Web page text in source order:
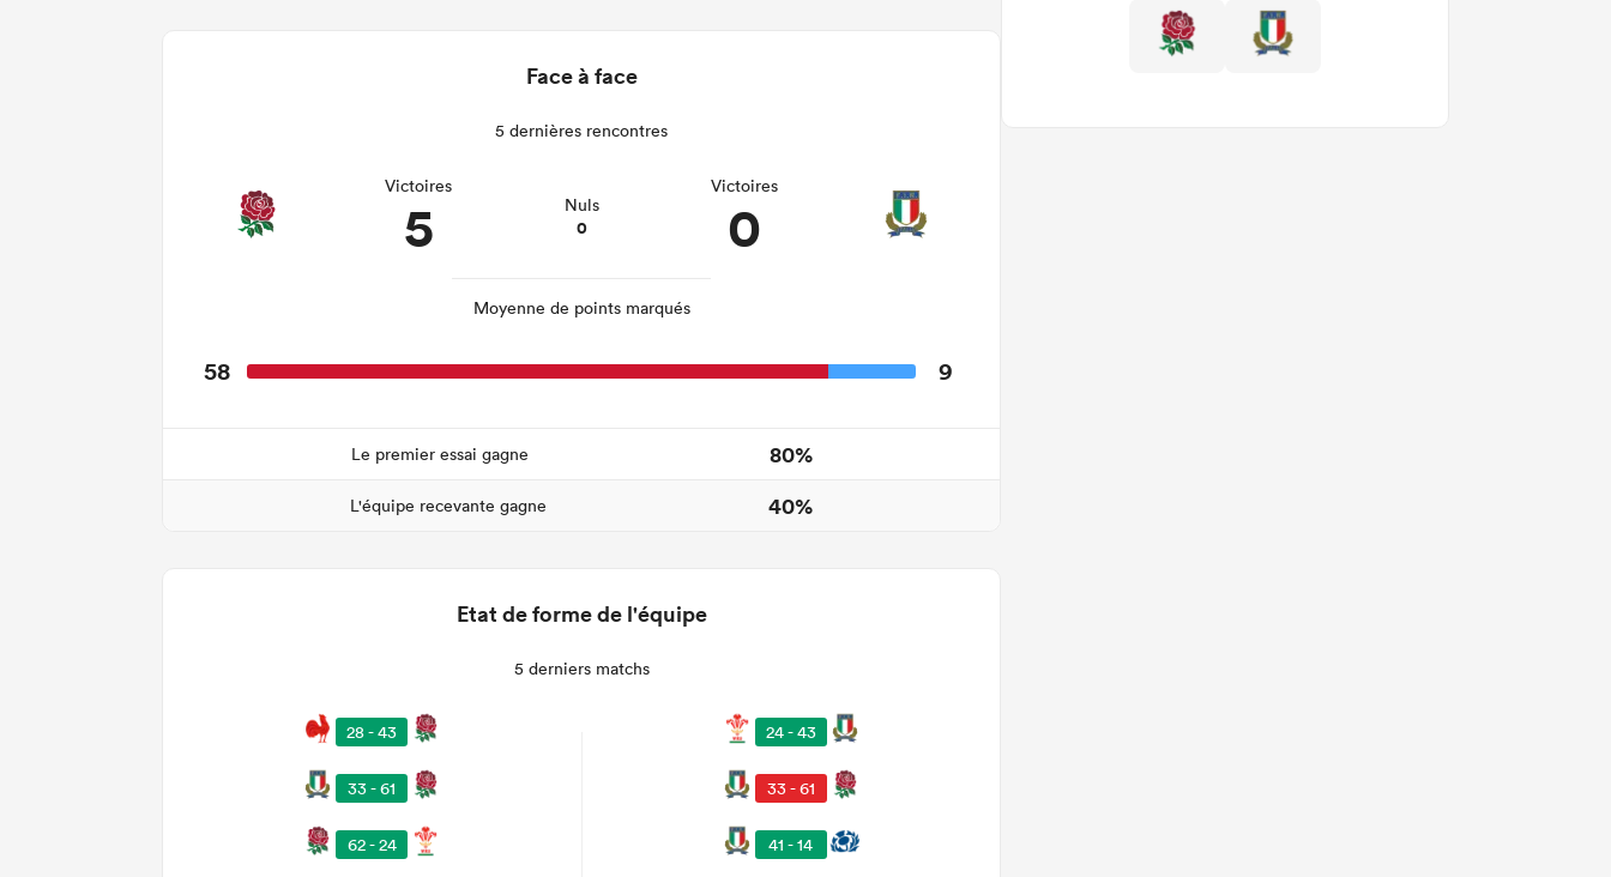
Face à face
5 dernières rencontres
Victoires
5 Nuls
0
Victoires
0
Moyenne de points marqués
58 9
Le premier essai gagne 80%
L'équipe recevante gagne 40%
Etat de forme de l'équipe
5 derniers matchs
28 - 43
33 - 61
62 - 24
24 - 43
33 - 61
41 - 14